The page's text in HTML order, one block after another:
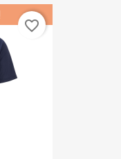
favorite_border